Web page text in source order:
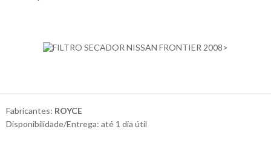
Fabricantes: ROYCE
Disponibilidade/Entrega: até 1 dia útil